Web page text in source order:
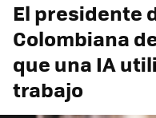
El presidente
Colombiana
que una IA
trabajo